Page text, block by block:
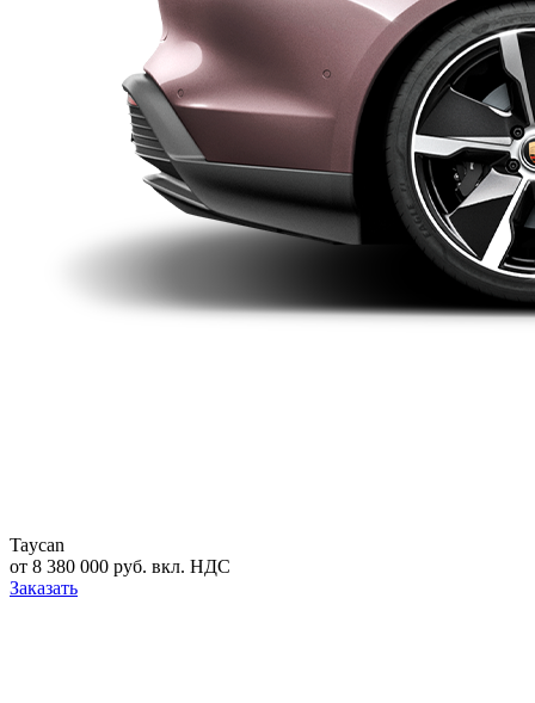
Taycan
от 8 380 000 руб. вкл. НДС
Заказать